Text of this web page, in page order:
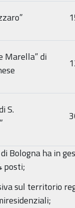
Marella” di
S.
Bologna ha in
posti;
sul territorio